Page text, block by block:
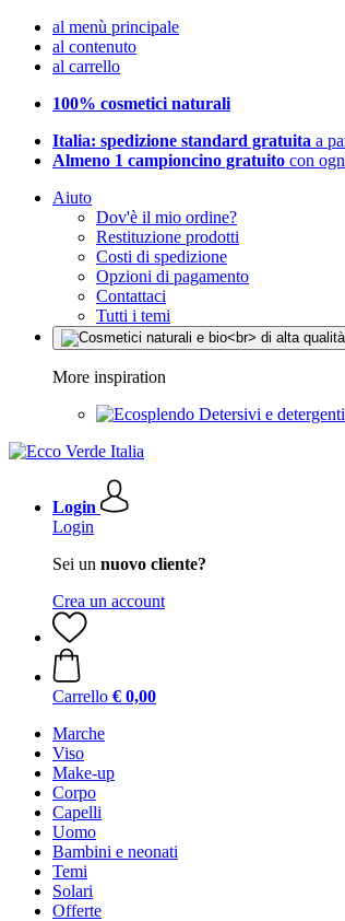
al menù principale
al contenuto
al carrello
100% cosmetici naturali
Italia: spedizione standard gratuita a
Almeno 1 campioncino gratuito con
Aiuto
Dov'è il mio ordine?
Restituzione prodotti
Costi di spedizione
Opzioni di pagamento
Contattaci
Tutti i temi
More inspiration
Detersivi e
Login
Login
Sei un nuovo cliente?
Crea un account
Carrello € 0,00
Marche
Viso
Make-up
Corpo
Capelli
Uomo
Bambini e neonati
Temi
Solari
Offerte